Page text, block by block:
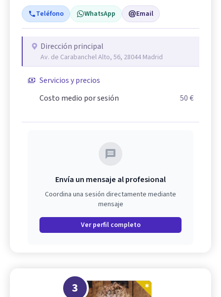
Teléfono WhatsApp Email
Dirección principal
Av. de Carabanchel Alto, 56, 28044 Madrid
Servicios y precios
Costo medio por sesión
50 €
Envía un mensaje al profesional
Coordina una sesión directamente mediante
mensaje
Ver perfil completo
3